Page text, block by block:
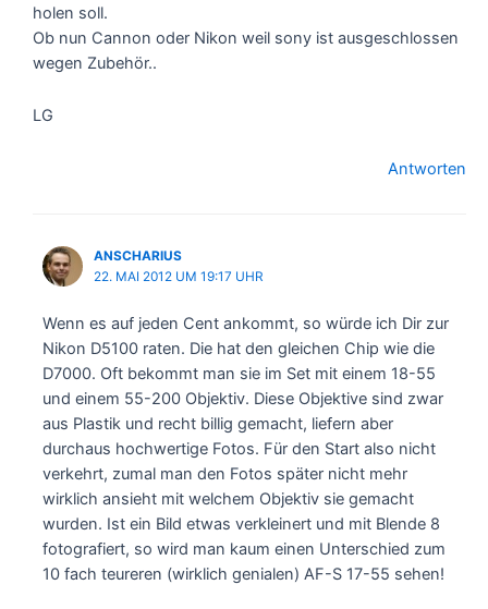
holen soll.
Ob nun Cannon oder Nikon weil sony ist ausgeschlossen
wegen Zubehör..
LG
Antworten
ANSCHARIUS
22. MAI 2012 UM 19:17 UHR
Wenn es auf jeden Cent ankommt, so würde ich Dir zur
Nikon D5100 raten. Die hat den gleichen Chip wie die
D7000. Oft bekommt man sie im Set mit einem 18-55
und einem 55-200 Objektiv. Diese Objektive sind zwar
aus Plastik und recht billig gemacht, liefern aber
durchaus hochwertige Fotos. Für den Start also nicht
verkehrt, zumal man den Fotos später nicht mehr
wirklich ansieht mit welchem Objektiv sie gemacht
wurden. Ist ein Bild etwas verkleinert und mit Blende 8
fotografiert, so wird man kaum einen Unterschied zum
10 fach teureren (wirklich genialen) AF-S 17-55 sehen!